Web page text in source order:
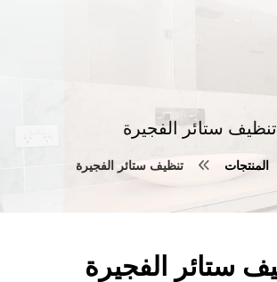
تنظيف ستائر الفجيرة
المنتجات تنظيف ستائر الفجيرة
ستائر الفجيرة